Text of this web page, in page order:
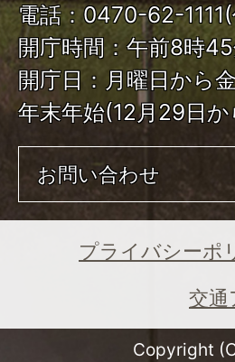
電話：0470-62-
開庁時間：午前8時
開庁日：月曜日から
年末年始(12月29日
お問い合わせ
プライバシーポ
交通
Copyright